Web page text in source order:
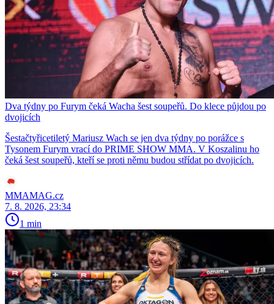
Dva týdny po Furym čeká Wacha šest soupeřů. Do klece půjdou po
dvojicích
Šestačtyřicetiletý Mariusz Wach se jen dva týdny po porážce s
Tysonem Furym vrací do PRIME SHOW MMA. V Koszalinu ho
čeká šest soupeřů, kteří se proti němu budou střídat po dvojicích.
MMAMAG.cz
7. 8. 2026, 23:34
1 min